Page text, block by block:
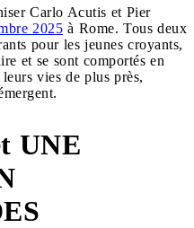
Carlo Acutis et Pier
2025 à Rome. Tous deux
pour les jeunes croyants,
et se sont comportés en
vies de plus près,
UNE